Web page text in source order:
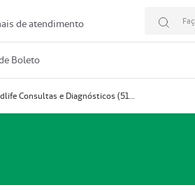
de atendimento
Boleto
Prestador Medlife Consultas e Diagnósticos (51004334-2)